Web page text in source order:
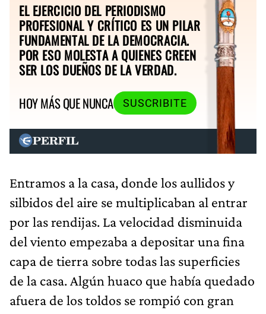
EL EJERCICIO DEL PERIODISMO
PROFESIONAL Y CRÍTICO ES UN PILAR
FUNDAMENTAL DE LA DEMOCRACIA.
POR ESO MOLESTA A QUIENES CREEN
SER LOS DUEÑOS DE LA VERDAD.
HOY MÁS QUE NUNCA
SUSCRIBITE
Entramos a la casa, donde los aullidos y
silbidos del aire se multiplicaban al entrar
por las rendijas. La velocidad disminuida
del viento empezaba a depositar una fina
capa de tierra sobre todas las superficies
de la casa. Algún huaco que había quedado
afuera de los toldos se rompió con gran